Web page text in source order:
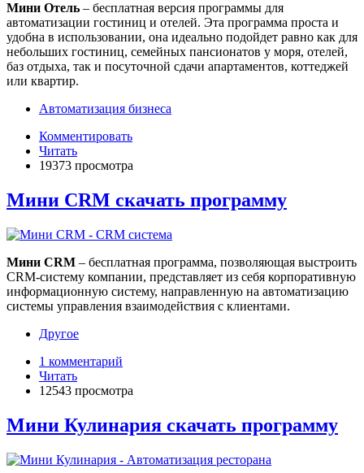
Мини Отель – бесплатная версия программы для
автоматизации гостиниц и отелей. Эта программа проста и
удобна в использовании, она идеально подойдет равно как для
небольших гостиниц, семейных пансионатов у моря, отелей,
баз отдыха, так и посуточной сдачи апартаментов, коттеджей
или квартир.
Автоматизация бизнеса
Комментировать
Читать
19373 просмотра
Мини CRM скачать программу
Мини CRM – бесплатная программа, позволяющая выстроить
CRM-систему компании, представляет из себя корпоративную
информационную систему, направленную на автоматизацию
системы управления взаимодействия с клиентами.
Другое
1 комментарий
Читать
12543 просмотра
Мини Кулинария скачать программу